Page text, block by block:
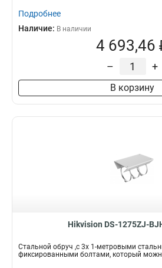
Подробнее
Наличие: В наличии
4 693,46
– +
В корзину
Hikvision DS-1275ZJ-
Стальной обруч ,с 3x 1-метровыми
фиксированными болтами, который